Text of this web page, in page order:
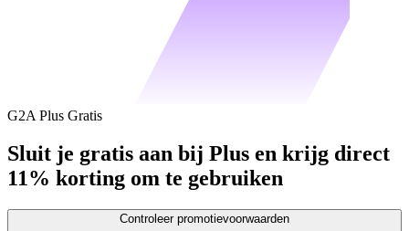
G2A Plus Gratis
Sluit je gratis aan bij Plus en krijg direct
11% korting om te gebruiken
Controleer promotievoorwaarden